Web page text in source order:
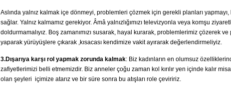
Aslında yalnız kalmak içe dönmeyi, problemleri çözmek için gerekli planları yapmayı,
sağlar. Yalnız kalmamız gerekiyor. Âmâ yalnızlığımızı televizyonla veya komşu
doldurmamalıyız. Boş zamanımızı susarak, hayal kurarak, problemlerimiz çözerek
yaparak yürüyüşlere çıkarak ,kısacası kendimize vakit ayırarak değerlendirmeliyiz.
3.Dışarıya karşı rol yapmak zorunda kalmak: Biz kadınların en olumsuz
zafiyetlerimizi belli etmemizdir. Biz anneler çoğu zaman kol kırılır yen içinde kalır
olan şeyleri içimize atarız ve bir süre sonra bu atışları role çeviririz.